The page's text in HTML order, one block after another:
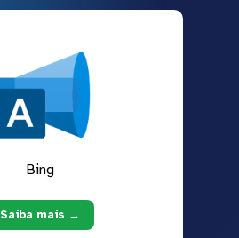
Bing
Saiba mais →